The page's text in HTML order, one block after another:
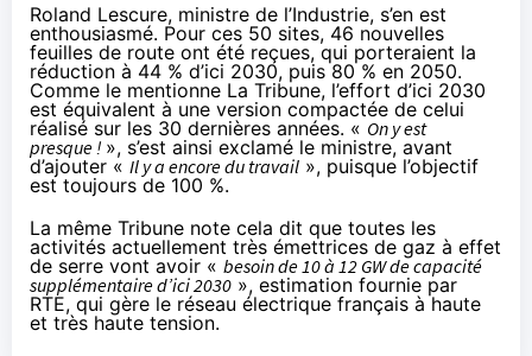
Roland Lescure, ministre de l’Industrie, s’en est
enthousiasmé. Pour ces 50 sites, 46 nouvelles
feuilles de route ont été reçues, qui porteraient la
réduction à 44 % d’ici 2030, puis 80 % en 2050.
Comme le mentionne La Tribune, l’effort d’ici 2030
est équivalent à une version compactée de celui
réalisé sur les 30 dernières années. « On y est
presque ! », s’est ainsi exclamé le ministre, avant
d’ajouter « Il y a encore du travail », puisque l’objectif
est toujours de 100 %.
La même Tribune note cela dit que toutes les
activités actuellement très émettrices de gaz à effet
de serre vont avoir « besoin de 10 à 12 GW de capacité
supplémentaire d’ici 2030 », estimation fournie par
RTE, qui gère le réseau électrique français à haute
et très haute tension.